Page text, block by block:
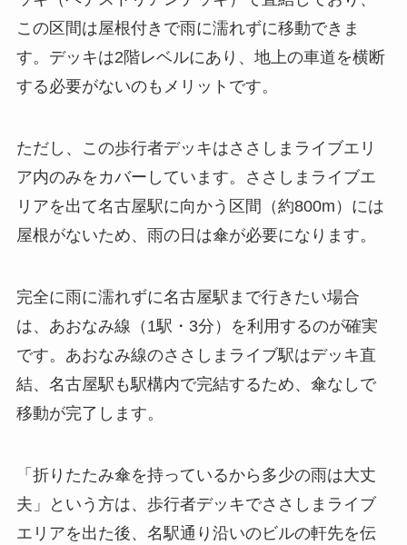
この区間は屋根付きで雨に濡れずに移動できま
す。デッキは2階レベルにあり、地上の車道を横断
する必要がないのもメリットです。
ただし、この歩行者デッキはささしまライブエリ
ア内のみをカバーしています。ささしまライブエ
リアを出て名古屋駅に向かう区間（約800m）には
屋根がないため、雨の日は傘が必要になります。
完全に雨に濡れずに名古屋駅まで行きたい場合
は、あおなみ線（1駅・3分）を利用するのが確実
です。あおなみ線のささしまライブ駅はデッキ直
結、名古屋駅も駅構内で完結するため、傘なしで
移動が完了します。
「折りたたみ傘を持っているから多少の雨は大丈
夫」という方は、歩行者デッキでささしまライブ
エリアを出た後、名駅通り沿いのビルの軒先を伝